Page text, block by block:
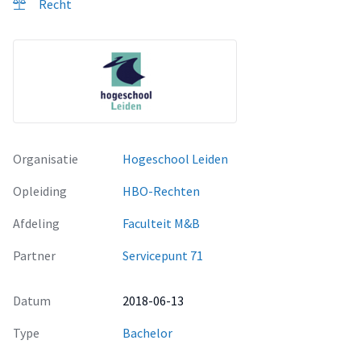
Recht
Organisatie
Hogeschool Leiden
Opleiding
HBO-Rechten
Afdeling
Faculteit M&B
Partner
Servicepunt 71
Datum
2018-06-13
Type
Bachelor